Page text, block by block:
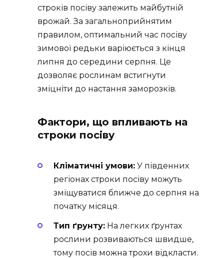
строків посіву залежить майбутній
врожай. За загальноприйнятим
правилом, оптимальний час посіву
зимової редьки варіюється з кінця
липня до середини серпня. Це
дозволяє рослинам встигнути
зміцніти до настання заморозків.
Фактори, що впливають на
строки посіву
Кліматичні умови: У південних
регіонах строки посіву можуть
зміщуватися ближче до серпня на
початку місяця.
Тип ґрунту: На легких ґрунтах
рослини розвиваються швидше,
тому посів можна трохи відкласти.